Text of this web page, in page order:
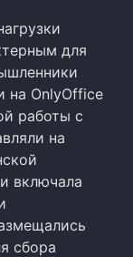
для
на OnlyOffice
работы с
на
включала
сбора